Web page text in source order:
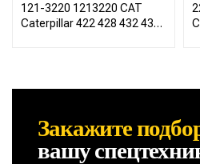
121-3220 1213220 CAT
Caterpillar 422 428 432 434
Закажите
вашу